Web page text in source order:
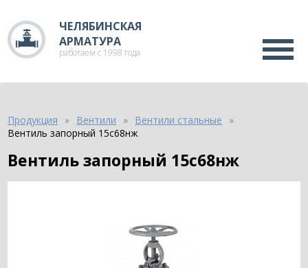
ЧЕЛЯБИНСКАЯ
АРМАТУРА
работаем с 1998 года
Продукция Вентили
Вентили стальные
Вентиль запорный 15с68нж
Вентиль запорный 15с68нж